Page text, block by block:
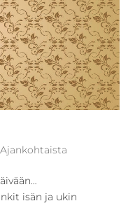
Ajankohtaista
isän ja ukin